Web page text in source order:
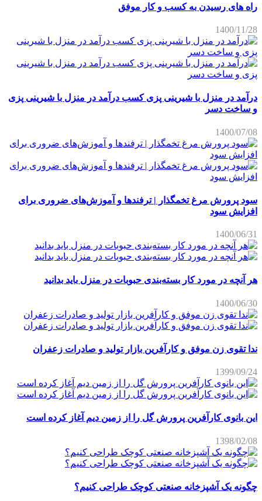
راه های رسیدن به کسب و کار موفق
1400/11/28
درآمد در منزل با شیرینی پزی کسب درآمد در منزل با شیرینی پزی
و ساخت دسر
1400/07/08
سود پرورش مرغ تخمگذار | ترفندها و آموزش‌های ضروری برای
افزایش سود
1400/06/31
هر آنچه در مورد کار بسته‌بندی حبوبات در منزل باید بدانید
1400/06/30
ندا تقوی زن موفق و کارآفرین بازار تولید و صادرات زعفران
1399/09/24
این بانوی کارآفرین پرورش گل را از زمین دیم آغاز کرده است
1398/02/08
چگونه یک آشپزخانه صنعتی کوچک طراحی کنیم؟